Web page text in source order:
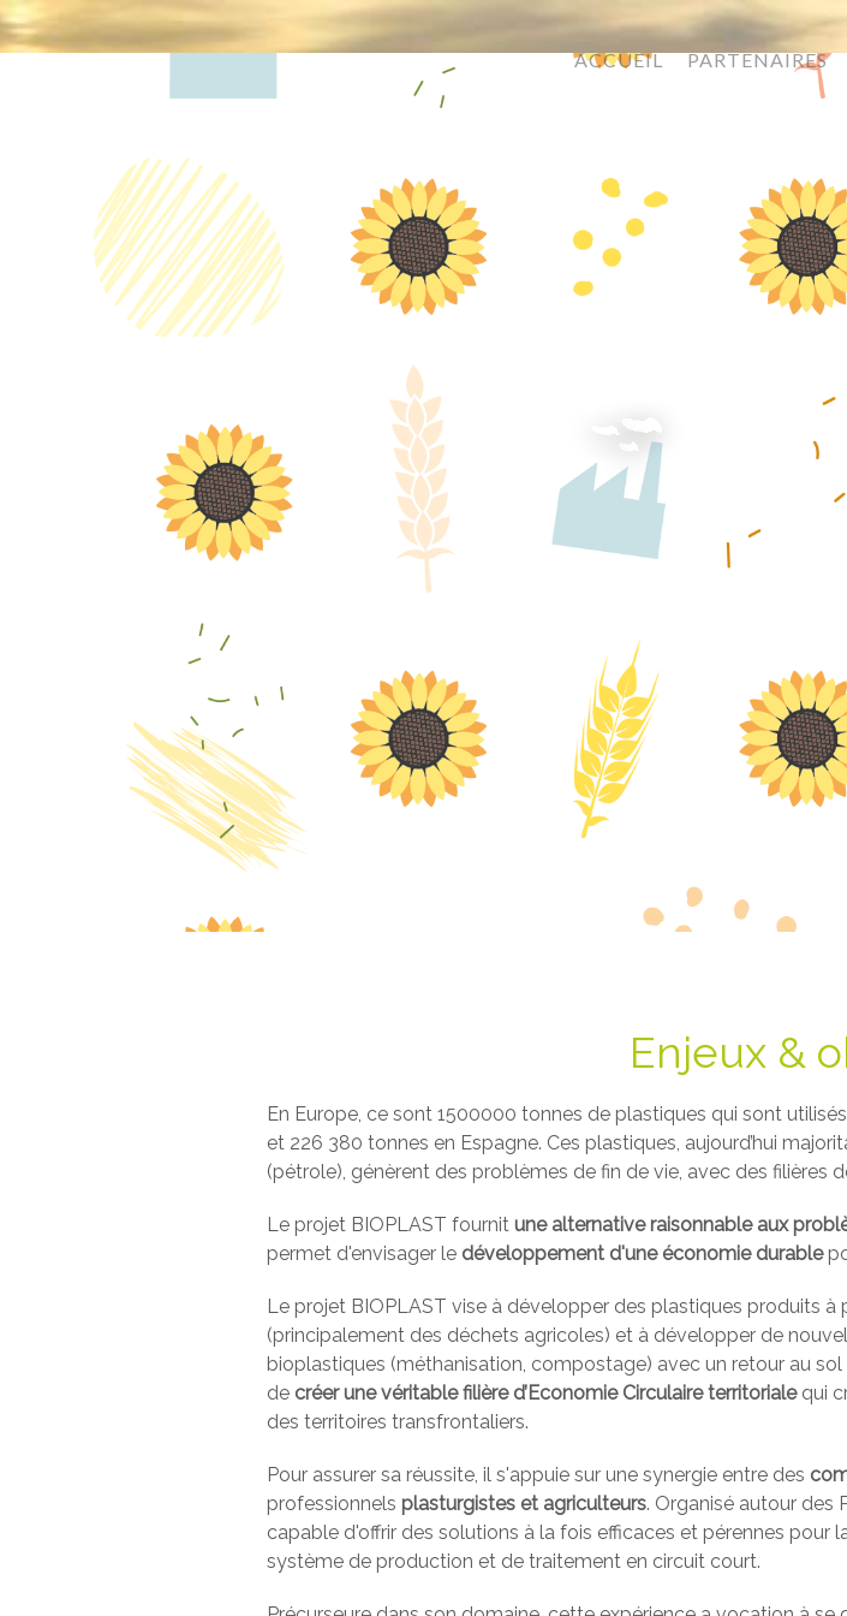
ACCUEIL PARTENAIRES
BIOPLAST IMAGE
Enjeux &
En Europe, ce sont 1500000 tonnes de plastiques qui sont
et 226 380 tonnes en Espagne. Ces plastiques, aujourd’hui
(pétrole), génèrent des problèmes de fin de vie, avec des filières
Le projet BIOPLAST fournit une alternative raisonnable aux
permet d'envisager le développement d'une économie durable
Le projet BIOPLAST vise à développer des plastiques produits
(principalement des déchets agricoles) et à développer de
bioplastiques (méthanisation, compostage) avec un retour au
de créer une véritable filière d’Economie Circulaire territorialequi
des territoires transfrontaliers.
Pour assurer sa réussite, il s'appuie sur une synergie entre des
professionnels plasturgistes et agriculteurs. Organisé autour des
capable d'offrir des solutions à la fois efficaces et pérennes
système de production et de traitement en circuit court.